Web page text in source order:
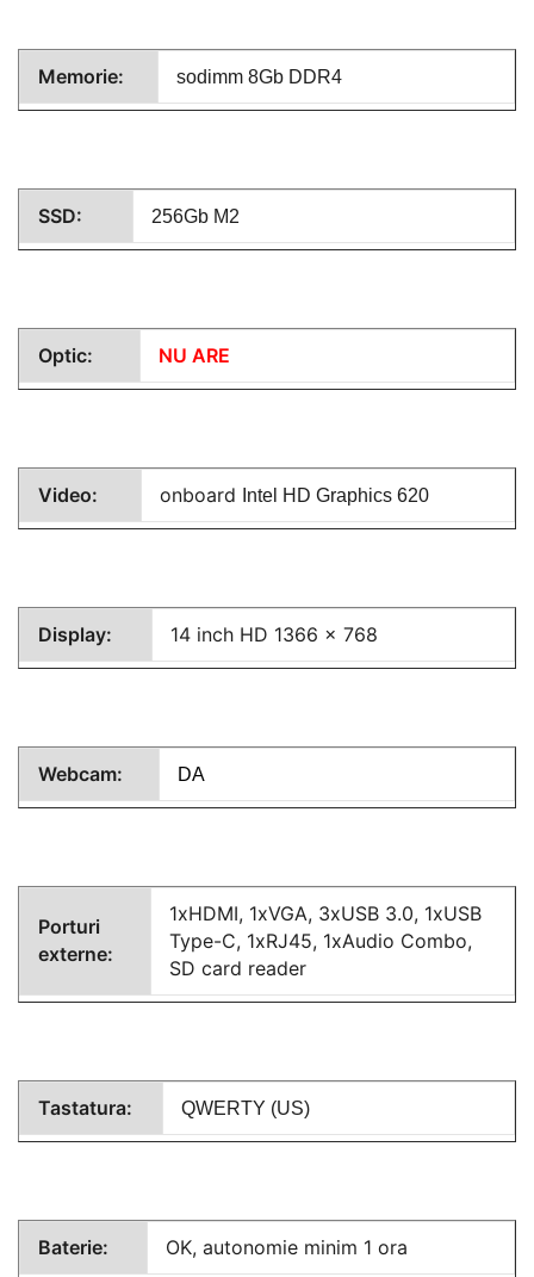
Memorie: sodimm 8Gb DDR4
SSD: 256Gb M2
Optic: NU ARE
Video: onboard Intel HD Graphics 620
Display: 14 inch HD 1366 x 768
Webcam: DA
Porturi
externe:
1xHDMI, 1xVGA, 3xUSB 3.0, 1xUSB
Type-C, 1xRJ45, 1xAudio Combo,
SD card reader
Tastatura: QWERTY (US)
Baterie: OK, autonomie minim 1 ora